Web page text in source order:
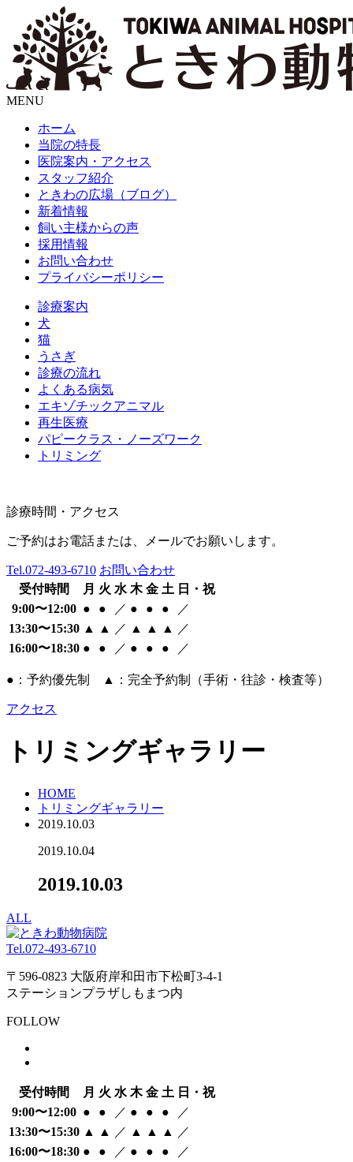
MENU
ホーム
当院の特長
医院案内・アクセス
スタッフ紹介
ときわの広場（ブログ）
新着情報
飼い主様からの声
採用情報
お問い合わせ
プライバシーポリシー
診療案内
犬
猫
うさぎ
診療の流れ
よくある病気
エキゾチックアニマル
再生医療
パピークラス・ノーズワーク
トリミング
診療時間・アクセス
ご予約はお電話または、メールでお願いします。
Tel.072-493-6710 お問い合わせ
受付時間
月 火 水 木 金 土 日・祝
9:00〜12:00 ● ● ／ ● ● ●
／
13:30〜15:30 ▲ ▲ ／ ▲ ▲ ▲
／
16:00〜18:30 ● ● ／ ● ● ● ／
●：予約優先制 ▲：完全予約制（手術・往診・検査等）
アクセス
トリミングギャラリー
HOME
トリミングギャラリー
2019.10.03
2019.10.04
2019.10.03
ALL
Tel.072-493-6710
〒596-0823 大阪府岸和田市下松町3-4-1
ステーションプラザしもまつ内
FOLLOW
受付時間 月 火 水 木 金 土 日・祝
9:00〜12:00 ● ● ／ ● ● ●
／
13:30〜15:30 ▲ ▲ ／ ▲ ▲ ▲
／
16:00〜18:30 ● ● ／ ● ● ● ／